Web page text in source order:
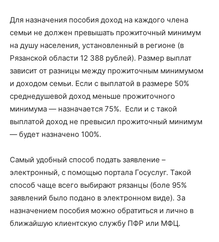
Для назначения пособия доход на каждого члена
семьи не должен превышать прожиточный минимум
на душу населения, установленный в регионе (в
Рязанской области 12 388 рублей). Размер выплат
зависит от разницы между прожиточным минимумом
и доходом семьи. Если с выплатой в размере 50%
среднедушевой доход меньше прожиточного
минимума — назначается 75%. Если и с такой
выплатой доход не превысил прожиточный минимум
— будет назначено 100%.
Самый удобный способ подать заявление –
электронный, с помощью портала Госуслуг. Такой
способ чаще всего выбирают рязанцы (боле 95%
заявлений было подано в электронном виде). За
назначением пособия можно обратиться и лично в
ближайшую клиентскую службу ПФР или МФЦ.